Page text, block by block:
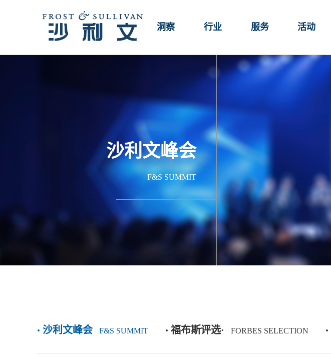
洞察 行业 服务 活动
沙利文峰会
F&S SUMMIT
沙利文峰会 F&S SUMMIT 福布斯评选· FORBES SELECTION